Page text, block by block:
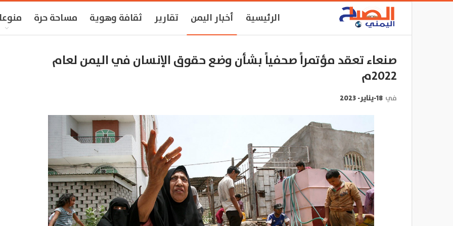
الرئيسية أخبار اليمن تقارير ثقافة وهوية مساحة حرة
صنعاء تعقد مؤتمراً صحفياً بشأن وضع حقوق الإنسان في اليمن لعام
2022م
في 18-يناير- 2023